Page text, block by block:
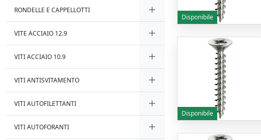
RONDELLE E CAPPELLOTTI
VITE ACCIAIO 12.9
VITI ACCIAIO 10.9
VITI ANTISVITAMENTO
VITI AUTOFILETTANTI
VITI AUTOFORANTI
Disponibile
Disponibile